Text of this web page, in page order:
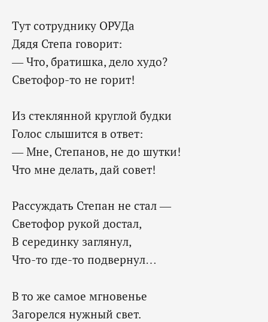
Тут сотруднику ОРУДа
Дядя Степа говорит:
— Что, братишка, дело худо?
Светофор-то не горит!
Из стеклянной круглой будки
Голос слышится в ответ:
— Мне, Степанов, не до шутки!
Что мне делать, дай совет!
Рассуждать Степан не стал —
Светофор рукой достал,
В серединку заглянул,
Что-то где-то подвернул…
В то же самое мгновенье
Загорелся нужный свет.